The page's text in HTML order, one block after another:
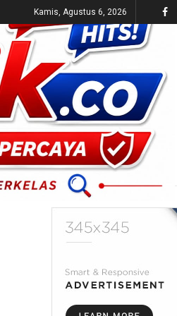
Kamis, Agustus 6, 2026
UMUM E-KORAN LIVE TV